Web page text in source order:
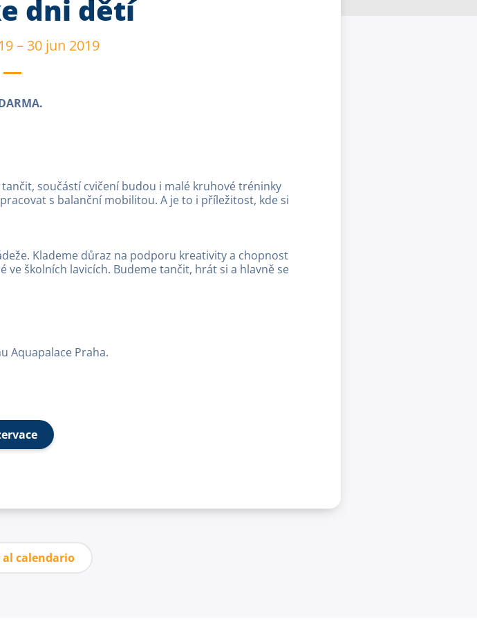
dni dětí
– 30 jun 2019
součástí cvičení budou i malé kruhové tréninky
s balanční mobilitou. A je to i příležitost, kde si
Klademe důraz na podporu kreativity a chopnost
školních lavicích. Budeme tančit, hrát si a hlavně se
Aquapalace Praha.
al calendario